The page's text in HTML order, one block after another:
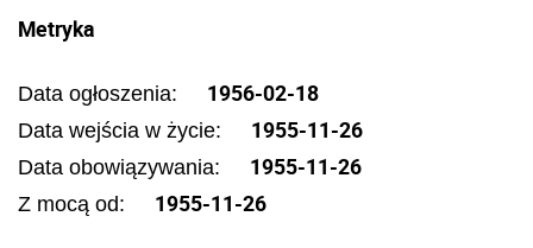
Metryka
Data ogłoszenia: 1956-02-18
Data wejścia w życie: 1955-11-26
Data obowiązywania: 1955-11-26
Z mocą od: 1955-11-26